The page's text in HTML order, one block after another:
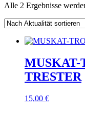
Alle 2 Ergebnisse
TRESTER
15,00 €